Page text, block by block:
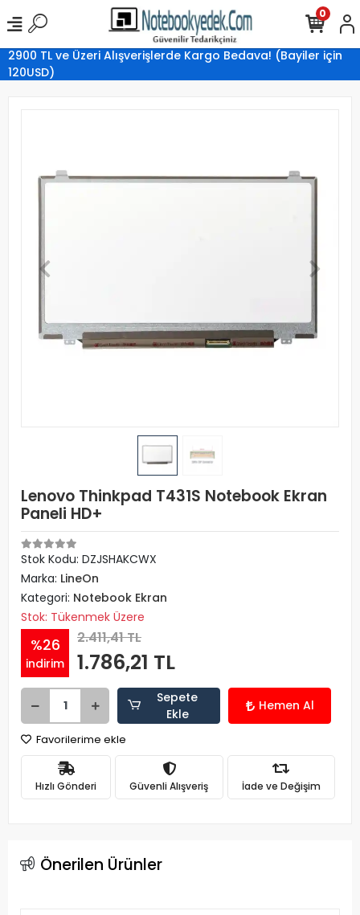
2900 TL ve Üzeri Alışverişlerde Kargo Bedava! (Bayiler için
120USD)
0
Lenovo Thinkpad T431S Notebook Ekran
Paneli HD+
Stok Kodu: DZJSHAKCWX
Marka: LineOn
Kategori: Notebook Ekran
Stok: Tükenmek Üzere
%26
indirim
2.411,41 TL
1.786,21 TL
Sepete
Ekle
Hemen Al
Favorilerime ekle
Hızlı Gönderi Güvenli Alışveriş İade ve Değişim
Önerilen Ürünler